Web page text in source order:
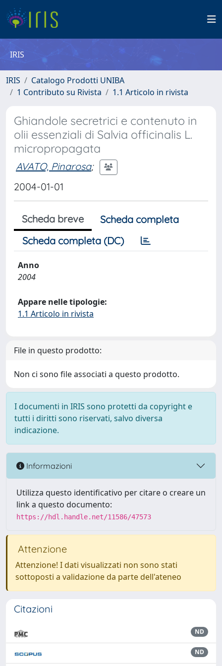
IRIS
IRIS
Catalogo Prodotti UNIBA
1 Contributo su Rivista
1.1 Articolo in rivista
Ghiandole secretrici e contenuto in
olii essenziali di Salvia officinalis L.
micropropagata
AVATO, Pinarosa;
2004-01-01
Scheda breve
Scheda completa
Scheda completa (DC)
Anno
2004
Appare nelle tipologie:
1.1 Articolo in rivista
File in questo prodotto:
Non ci sono file associati a questo prodotto.
I documenti in IRIS sono protetti da copyright e
tutti i diritti sono riservati, salvo diversa
indicazione.
Informazioni
Utilizza questo identificativo per citare o creare un
link a questo documento:
https://hdl.handle.net/11586/47573
Attenzione
Attenzione! I dati visualizzati non sono stati
sottoposti a validazione da parte dell'ateneo
Citazioni
ND
ND